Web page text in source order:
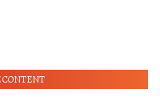
CONTENT